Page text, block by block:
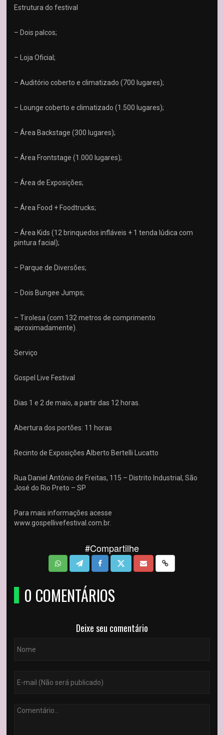
Estrutura do festival
– Dois palcos;
– Loja Oficial;
– Auditório coberto e climatizado (700 lugares);
– Lounge coberto e climatizado (1.500 lugares);
– Área Backstage (300 lugares);
– Área Frontstage (1.000 lugares);
– Área de Exposições;
– Área Food + Foodtrucks;
– Área Kids (12 brinquedos infláveis + 1 tenda lúdica com
pintura facial);
– Parque de Diversões;
– Dois Bungee Jumps;
– Tirolesa (com 132 metros de comprimento
aproximadamente).
Serviço
Gospel Live Festival
Dias 1 e 2 de maio, a partir das 12 horas.
Abertura dos portões: 11 horas
Recinto de Exposições Alberto Bertelli Lucatto
Rua Daniel Antônio de Freitas, 115 – Distrito Industrial, São
José do Rio Preto – SP
Para mais informações acesse
www.gospellivefestival.com.br.
#Compartilhe
0 COMENTÁRIOS
Deixe seu comentário